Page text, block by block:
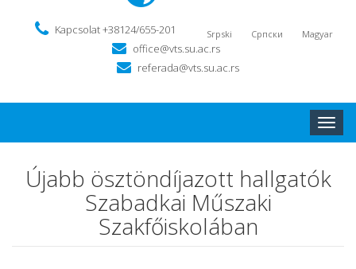
Srpski Српски Magyar
Kapcsolat +38124/655-201
office@vts.su.ac.rs
referada@vts.su.ac.rs
Toggle
Újabb ösztöndíjazott hallgatók
Szabadkai Műszaki
Szakfőiskolában